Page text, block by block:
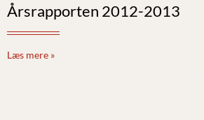
Årsrapporten 2012-2013
Læs mere »